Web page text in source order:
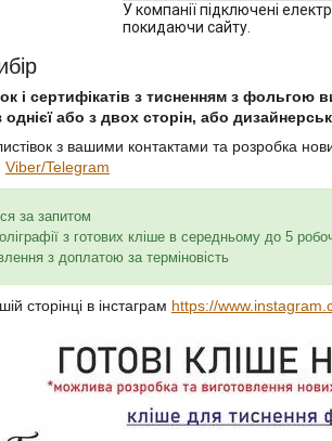
У компанії підключені
покидаючи сайту.
і сертифікатів з тисненням з
або з двох сторін, або
з вашими контактами та розробка
Viber/Telegram
за запитом
з готових кліше в середньому до 5
з доплатою за терміновість
сторінці в інстаграм https://